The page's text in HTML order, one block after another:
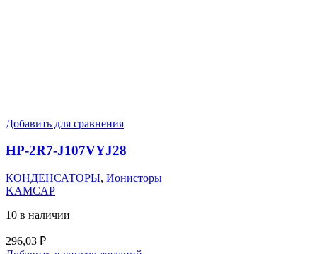
Добавить для сравнения
HP-2R7-J107VYJ28
КОНДЕНСАТОРЫ, Ионисторы
KAMCAP
10 в наличии
296,03 ₽